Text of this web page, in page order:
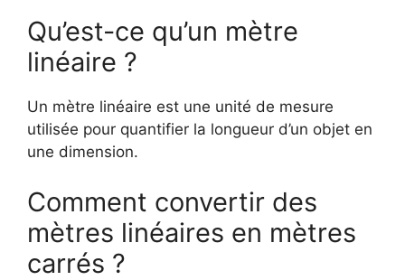
Qu’est-ce qu’un mètre
linéaire ?
Un mètre linéaire est une unité de mesure
utilisée pour quantifier la longueur d’un objet en
une dimension.
Comment convertir des
mètres linéaires en mètres
carrés ?